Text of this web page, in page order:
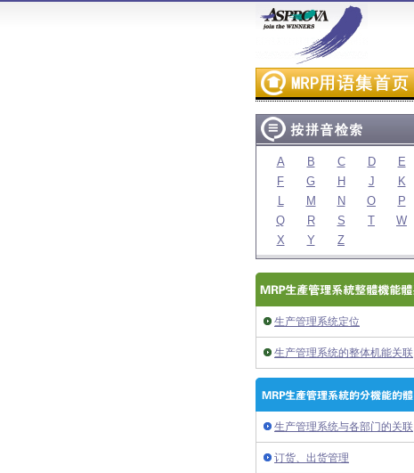
A B C D
E
F
G H J
K
L
M N O
P
Q
R S T
W
X
Y Z
生产管理系统定位
生产管理系统的整体机能关联
生产管理系统与各部门的关联
订货、出货管理